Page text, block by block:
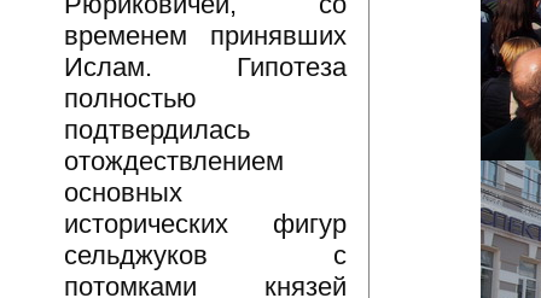
временем принявших
Ислам. Гипотеза
полностью
подтвердилась
отождествлением
основных
исторических фигур
сельджуков с
потомками князей